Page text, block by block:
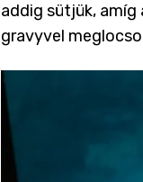
addig sütjük, amíg
gravyvel